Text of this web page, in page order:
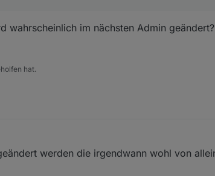
jetzt wieder funktional
wahrscheinlich im nächsten Admin geändert?
hat.
werden die irgendwann wohl von